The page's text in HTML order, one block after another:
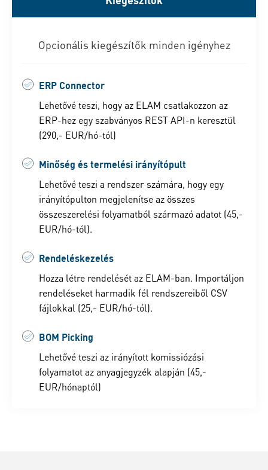
Opcionális kiegészítők minden igényhez
ERP Connector
Lehetővé teszi, hogy az ELAM csatlakozzon az
ERP-hez egy szabványos REST API-n keresztül
(290,- EUR/hó-tól)
Minőség és termelési irányítópult
Lehetővé teszi a rendszer számára, hogy egy
irányítópulton megjelenítse az összes
összeszerelési folyamatból származó adatot (45,-
EUR/hó-tól).
Rendeléskezelés
Hozza létre rendelését az ELAM-ban. Importáljon
rendeléseket harmadik fél rendszereiből CSV
fájlokkal (25,- EUR/hó-tól).
BOM Picking
Lehetővé teszi az irányított komissiózási
folyamatot az anyagjegyzék alapján (45,-
EUR/hónaptól)